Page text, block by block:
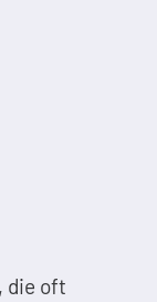
die oft